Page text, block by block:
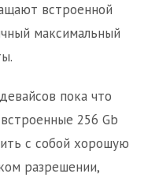
встроенной
максимальный
пока что
256 Gb
с собой хорошую
разрешении,